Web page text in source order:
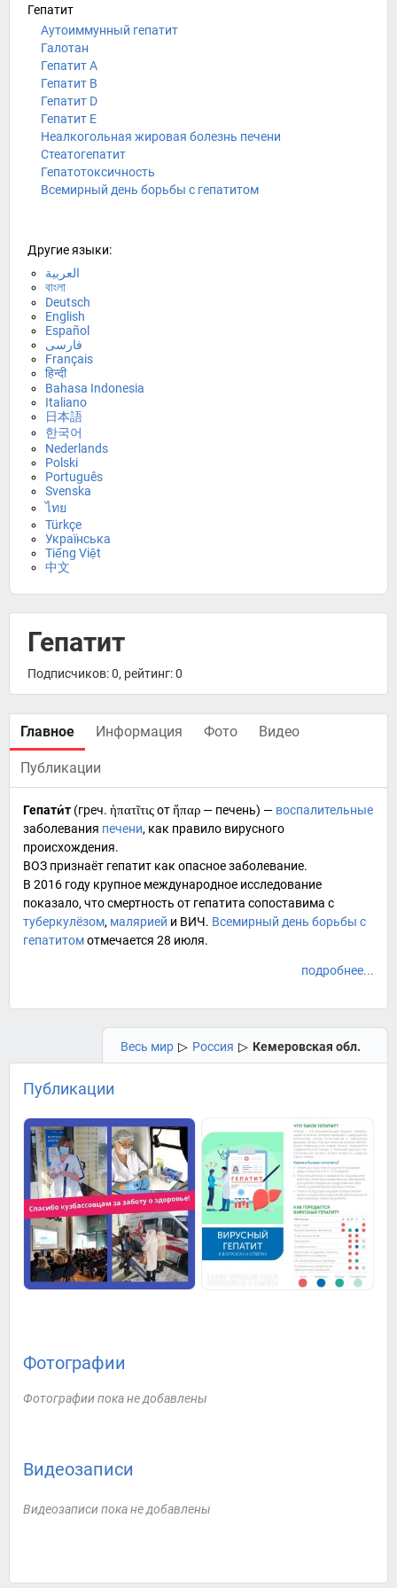
Гепатит
Аутоиммунный гепатит
Галотан
Гепатит A
Гепатит B
Гепатит D
Гепатит E
Неалкогольная жировая болезнь печени
Стеатогепатит
Гепатотоксичность
Всемирный день борьбы с гепатитом
Другие языки:
العربية
বাংলা
Deutsch
English
Español
فارسی
Français
हिन्दी
Bahasa Indonesia
Italiano
日本語
한국어
Nederlands
Polski
Português
Svenska
ไทย
Türkçe
Українська
Tiếng Việt
中文
Гепатит
Подписчиков: 0, рейтинг: 0
Главное Информация Фото Видео
Публикации
Гепати́т (греч. ἡπατῖτιςотἥπαρ — печень) — воспалительные
заболевания печени, как правило вирусного
происхождения.
ВОЗ признаёт гепатит как опасное заболевание.
В 2016 году крупное международное исследование
показало, что смертность от гепатита сопоставима с
туберкулёзом, малярией и ВИЧ. Всемирный день борьбы с
гепатитомотмечается 28 июля.
подробнее...
Весь мир ▷ Россия ▷ Кемеровская обл.
Публикации
Фотографии
Фотографии пока не добавлены
Видеозаписи
Видеозаписи пока не добавлены